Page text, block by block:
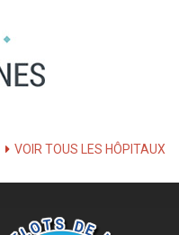
VOIR TOUS LES HÔPITAUX